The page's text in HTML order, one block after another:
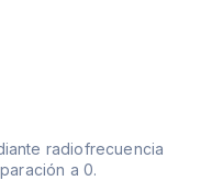
radiofrecuencia
a 0.